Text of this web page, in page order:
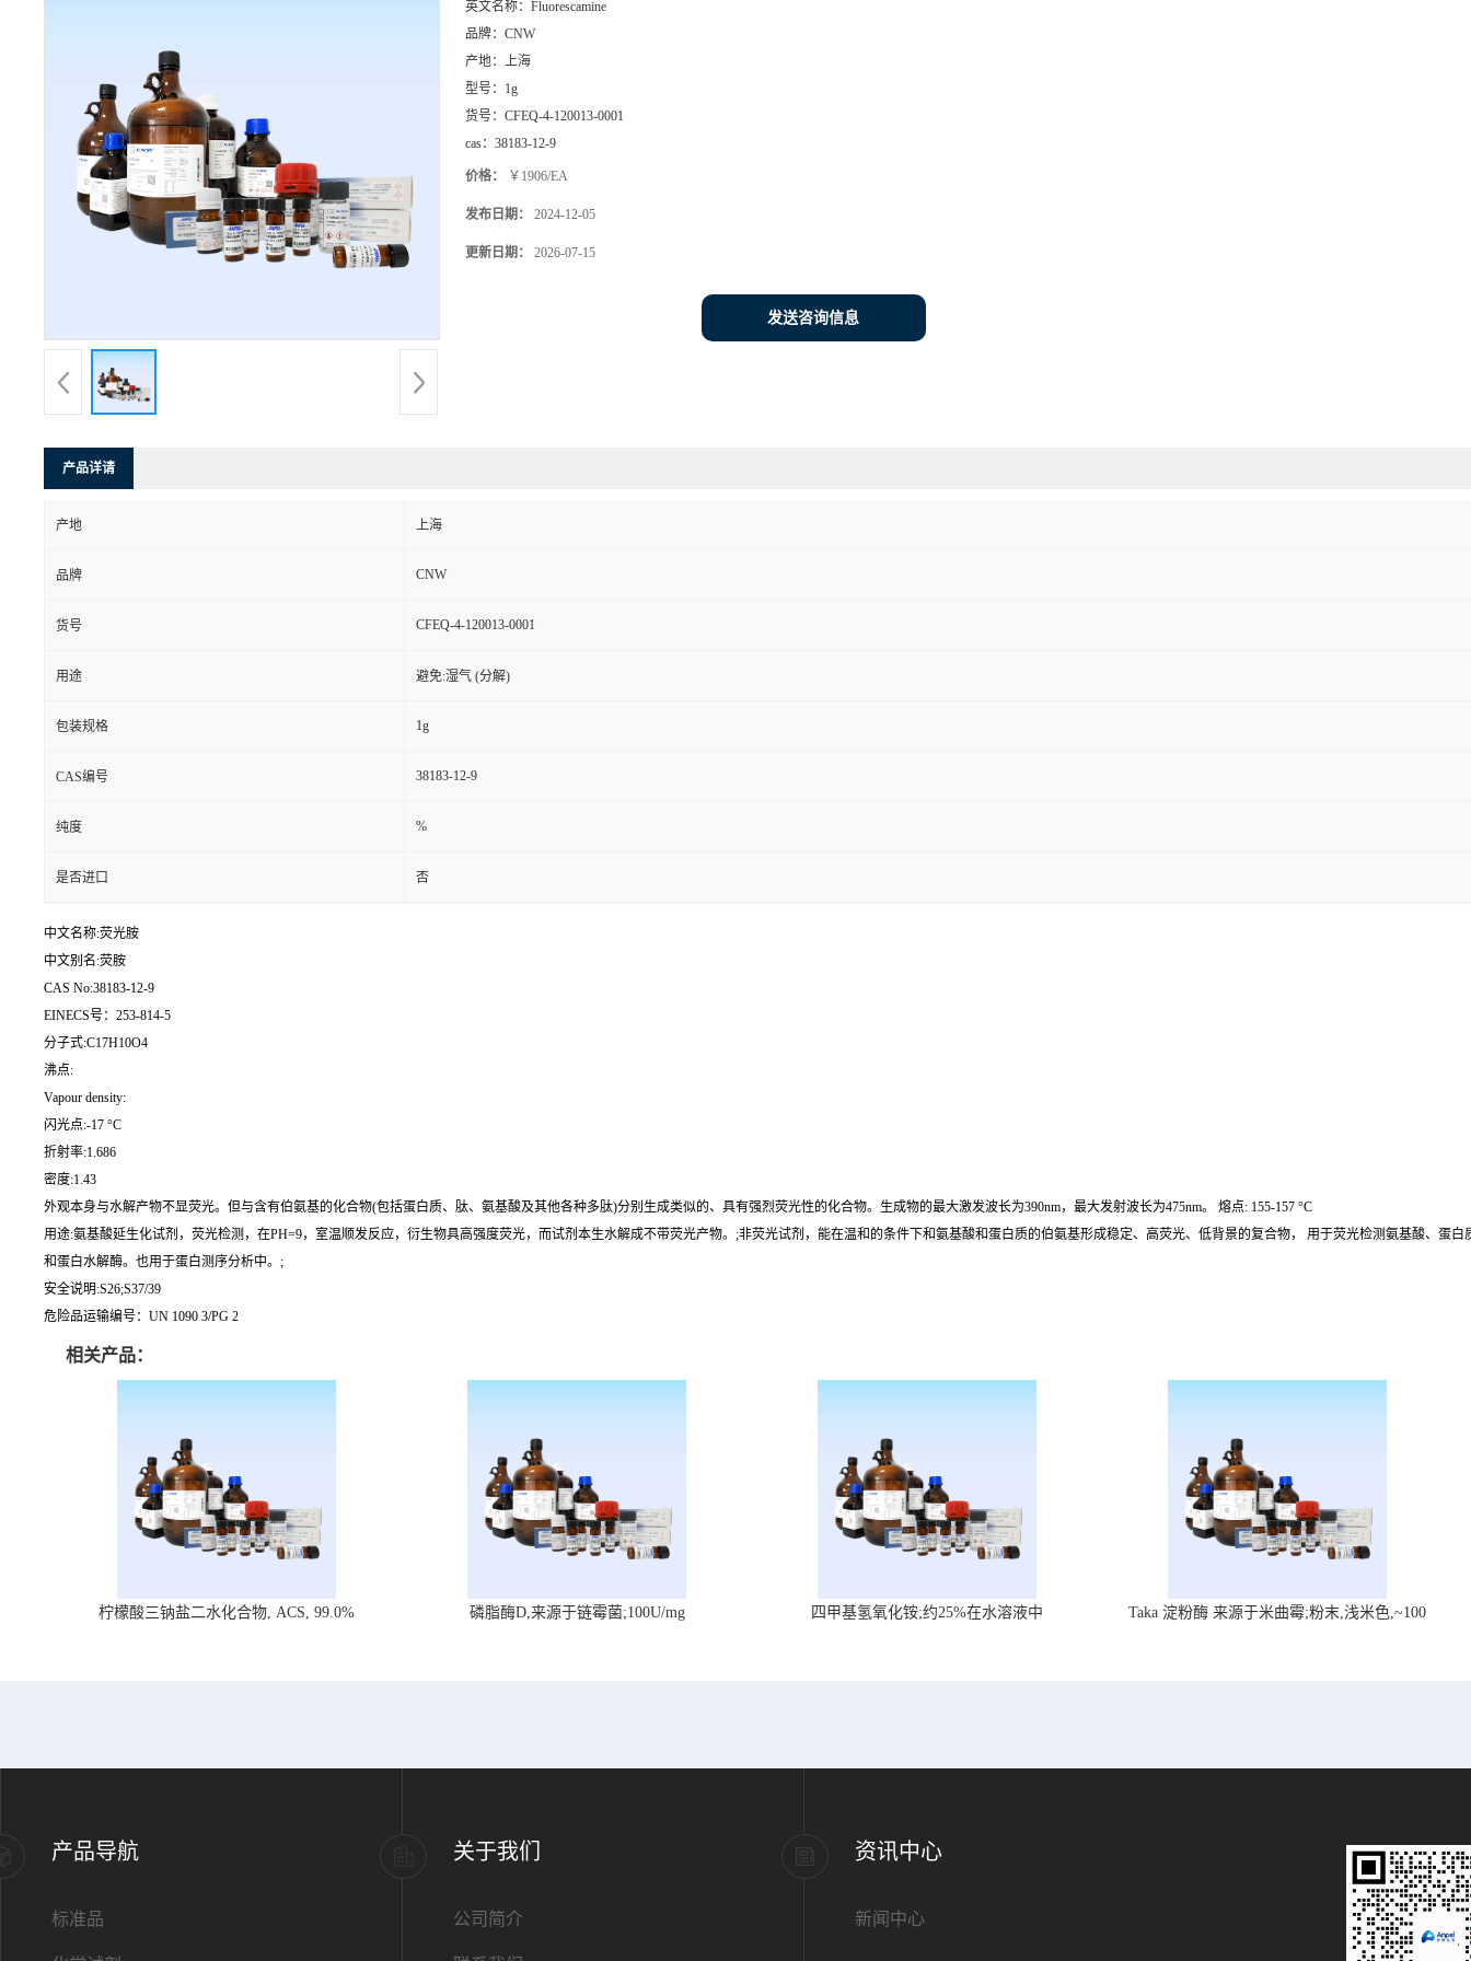
英文名称： Fluorescamine
品牌： CNW
产地： 上海
型号： 1g
货号： CFEQ-4-120013-0001
cas： 38183-12-9
价格： ￥1906/EA
发布日期： 2024-12-05
更新日期： 2026-07-15
发送咨询信息
产品详请
产地 上海
品牌 CNW
货号 CFEQ-4-120013-0001
用途 避免:湿气 (分解)
包装规格 1g
CAS编号 38183-12-9
纯度 %
是否进口 否
中文名称:荧光胺
中文别名:荧胺
CAS No:38183-12-9
EINECS号：253-814-5
分子式:C17H10O4
沸点:
Vapour density:
闪光点:-17 °C
折射率:1.686
密度:1.43
外观本身与水解产物不显荧光。但与含有伯氨基的化合物(包括蛋白质、肽、氨基酸及其他各种多肽)分别生成类似的、具有强烈荧光性的化合物。生成物的最大激发波长为390nm，最大发射波长为475nm。 熔点: 155-157 °C
用途:氨基酸延生化试剂，荧光检测，在PH=9，室温顺发反应，衍生物具高强度荧光，而试剂本生水解成不带荧光产物。;非荧光试剂，能在温和的条件下和氨基酸和蛋白质的伯氨基形成稳定、高荧光、低背景的复合物， 用于荧光检测氨基酸、蛋白
和蛋白水解酶。也用于蛋白测序分析中。;
安全说明:S26;S37/39
危险品运输编号：UN 1090 3/PG 2
相关产品：
柠檬酸三钠盐二水化合物, ACS, 99.0% 磷脂酶D,来源于链霉菌;100U/mg 四甲基氢氧化铵;约25%在水溶液中
Taka 淀粉酶 来源于米曲霉;粉末,浅米色,~100
产品导航
标准品
关于我们
公司简介
资讯中心
新闻中心